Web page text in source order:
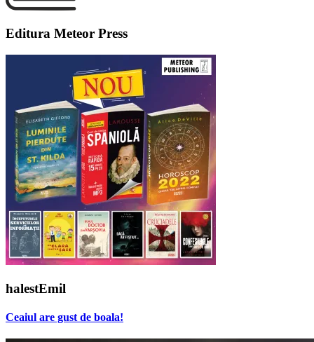
Editura Meteor Press
halestEmil
Ceaiul are gust de boala!